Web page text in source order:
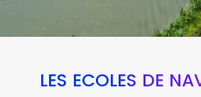
LES ÉCOLES DE